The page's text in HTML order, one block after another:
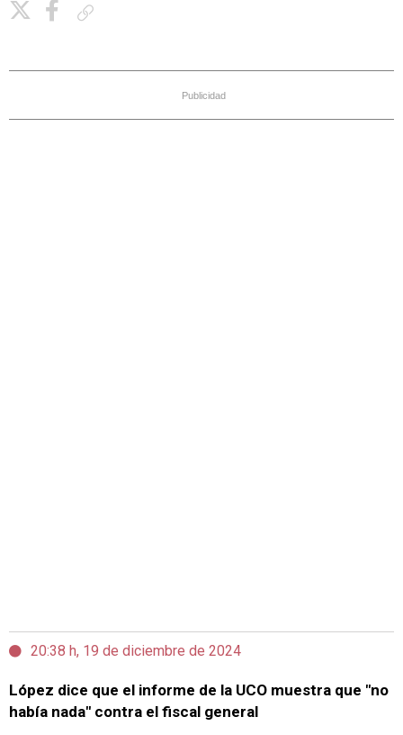
Publicidad
20:38 h, 19 de diciembre de 2024
López dice que el informe de la UCO muestra que "no
había nada" contra el fiscal general